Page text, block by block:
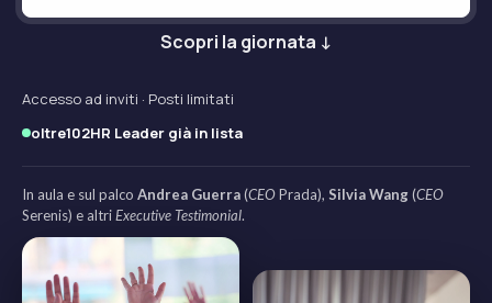
Scopri la giornata ↓
Accesso ad inviti · Posti limitati
oltre102HR Leader già in lista
In aula e sul palco Andrea Guerra(CEOPrada), Silvia Wang(CEO
Serenis) e altriExecutive Testimonial.